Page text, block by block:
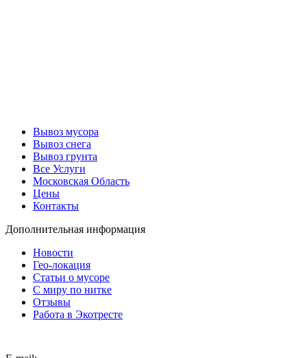
Вывоз мусора
Вывоз снега
Вывоз грунта
Все Услуги
Московская Область
Цены
Контакты
Дополнительная информация
Новости
Гео-локация
Статьи о мусоре
С миру по нитке
Отзывы
Работа в Экотресте